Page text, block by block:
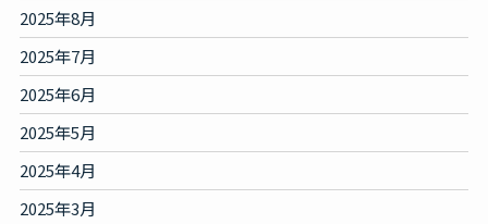
2025年8月
2025年7月
2025年6月
2025年5月
2025年4月
2025年3月